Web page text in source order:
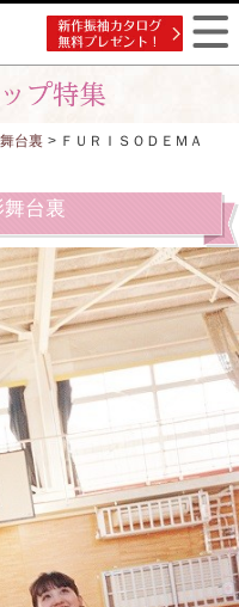
台裏 > ＦＵＲＩＳＯＤＥＭＡ
台裏